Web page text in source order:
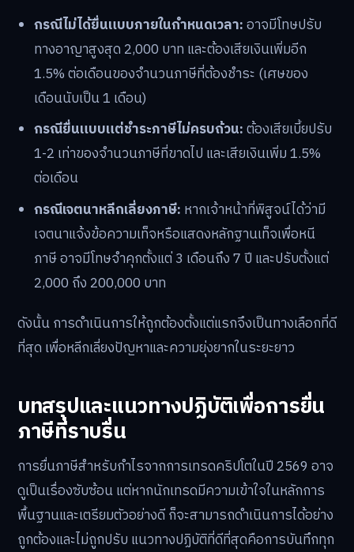
กรณีไม่ได้ยื่นแบบภายในกำหนดเวลา:อาจมีโทษปรับ
ทางอาญาสูงสุด 2,000 บาท และต้องเสียเงินเพิ่มอีก
1.5% ต่อเดือนของจำนวนภาษีที่ต้องชำระ (เศษของ
เดือนนับเป็น 1 เดือน)
กรณียื่นแบบแต่ชำระภาษีไม่ครบถ้วน:ต้องเสียเบี้ยปรับ
1-2 เท่าของจำนวนภาษีที่ขาดไป และเสียเงินเพิ่ม 1.5%
ต่อเดือน
กรณีเจตนาหลีกเลี่ยงภาษี: หากเจ้าหน้าที่พิสูจน์ได้ว่ามี
เจตนาแจ้งข้อความเท็จหรือแสดงหลักฐานเท็จเพื่อหนี
ภาษี อาจมีโทษจำคุกตั้งแต่ 3 เดือนถึง 7 ปี และปรับตั้งแต่
2,000 ถึง 200,000 บาท
ดังนั้น การดำเนินการให้ถูกต้องตั้งแต่แรกจึงเป็นทางเลือกที่ดี
ที่สุด เพื่อหลีกเลี่ยงปัญหาและความยุ่งยากในระยะยาว
บทสรุปและแนวทางปฏิบัติเพื่อการยื่น
ภาษีที่ราบรื่น
การยื่นภาษีสำหรับกำไรจากการเทรดคริปโตในปี 2569 อาจ
ดูเป็นเรื่องซับซ้อน แต่หากนักเทรดมีความเข้าใจในหลักการ
พื้นฐานและเตรียมตัวอย่างดี ก็จะสามารถดำเนินการได้อย่าง
ถูกต้องและไม่ถูกปรับ แนวทางปฏิบัติที่ดีที่สุดคือการบันทึกทุก